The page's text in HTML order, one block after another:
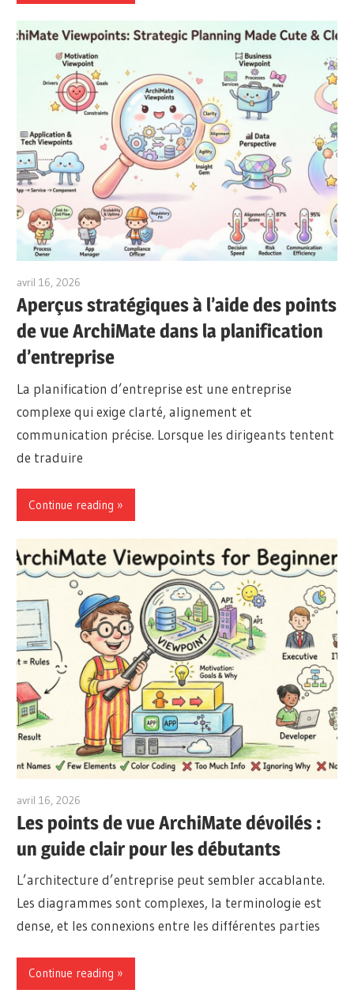
avril 16, 2026
Aperçus stratégiques à l’aide des points
de vue ArchiMate dans la planification
d’entreprise
La planification d’entreprise est une entreprise
complexe qui exige clarté, alignement et
communication précise. Lorsque les dirigeants tentent
de traduire
Continue reading
avril 16, 2026
Les points de vue ArchiMate dévoilés :
un guide clair pour les débutants
L’architecture d’entreprise peut sembler accablante.
Les diagrammes sont complexes, la terminologie est
dense, et les connexions entre les différentes parties
Continue reading